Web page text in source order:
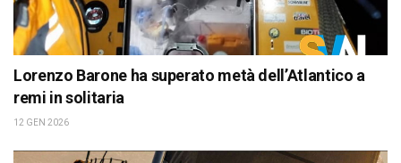
Lorenzo Barone ha superato metà dell’Atlantico a
remi in solitaria
12 GEN 2026